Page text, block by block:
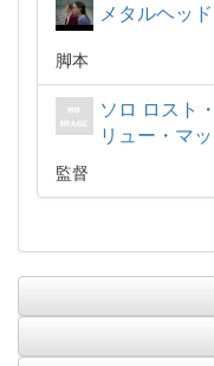
メタルヘッド
脚本
ソロ ロスト
リュー・マ
監督